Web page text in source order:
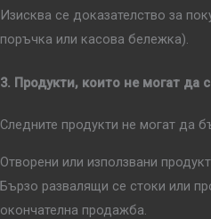
Изисква се доказателство за
поръчка или касова бележка).
3. Продукти, които не могат да
Следните продукти не могат да
Отворени или използвани
Бързо развалящи се стоки или
окончателна продажба.